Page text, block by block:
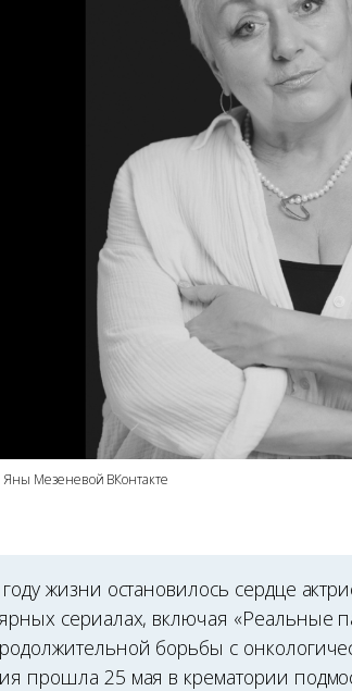
Яны Мезеневой ВКонтакте
жизни остановилось сердце
сериалах, включая «Реальные
борьбы с
прошла 25 мая в крематории